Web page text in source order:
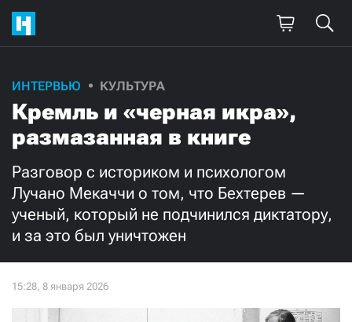
ИНТЕРВЬЮ КУЛЬТУРА
Кремль и «черная икра»,
размазанная в книге
Разговор с историком и психологом
Лучано Мекаччи о том, что Бехтерев —
ученый, который не подчинился диктатору,
и за это был уничтожен
Поддержите
нашу работу!
Ежемесячно Разово
3000 1000
500